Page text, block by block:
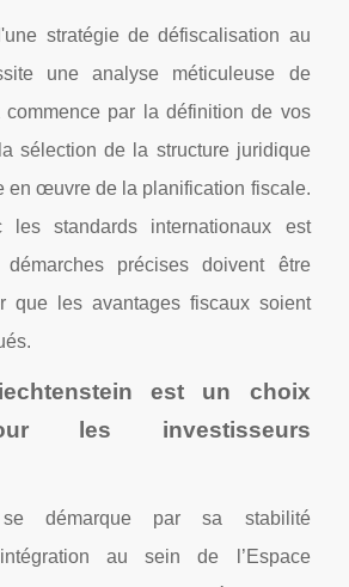
stratégie de défiscalisation au
une analyse méticuleuse de
commence par la définition de vos
sélection de la structure juridique
en œuvre de la planification fiscale.
les standards internationaux est
précises doivent être
que les avantages fiscaux soient
est un choix
les investisseurs
se démarque par sa stabilité
au sein de l’Espace